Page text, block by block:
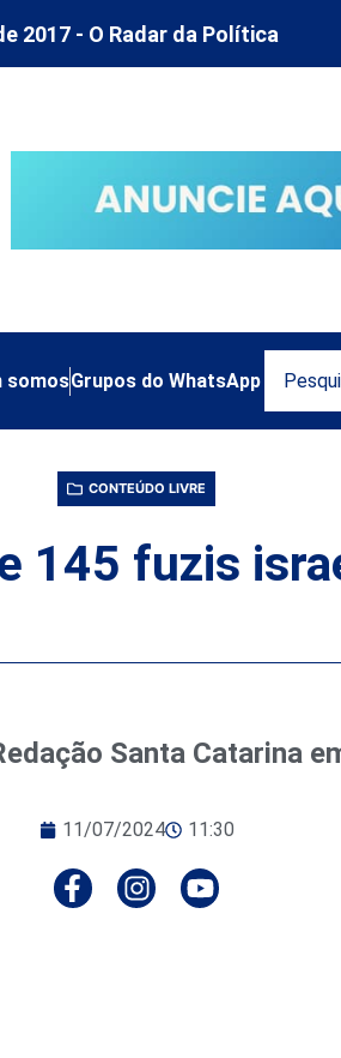
2017 - O Radar da Política
somosGrupos do WhatsApp
CONTEÚDO LIVRE
145 fuzis
Santa Catarina
11/07/2024 11:30